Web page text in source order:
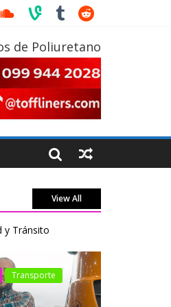
de Poliuretano
View All
y Tránsito
Transporte